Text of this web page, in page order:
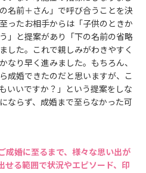
名前＋さん」で呼び合うことを決
ったお相手からは「子供のときか
」と提案があり「下の名前の省略
した。これで親しみがわきやすく
なり早く進みました。もちろん、
成婚できたのだと思いますが、こ
いいですか？」という提案をしな
ならず、成婚まで至らなかった可
成婚に至るまで、様々な思い出が
せる範囲で状況やエピソード、印